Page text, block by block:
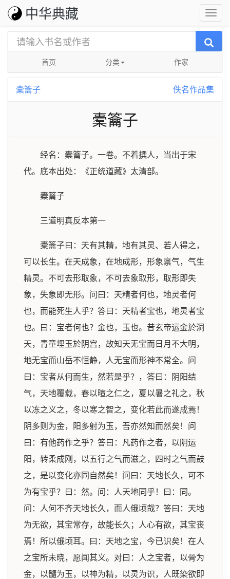
中华典藏
首页 分类 作家
橐籥子 佚名作品集
橐籥子
经名：橐籥子。一卷。不着撰人，当出于宋
代。底本出处：《正统道藏》太清部。
橐籥子
三道明真反本第一
橐籥子曰：天有其精，地有其灵、若人得之，
可以长生。在天成象，在地成形，形象禀气，气生
精灵。不可去形取象，不可去象取形，取形即失
象，失象即无形。问曰：天精者何也，地灵者何
也，而能死生人乎？答曰：天精者宝也，地灵者宝
也。曰：宝者何也？金也，玉也。昔玄帝运金於洞
天，青童埋玉於阴宫，故知天无宝而日月不大明，
地无宝而山岳不恒静，人无宝而形神不常全。问
曰：宝者从何而生，然若是乎？，答曰：阴阳结
气，天地覆载，春以暄之仁之，夏以暑之礼之，秋
以冻之义之，冬以寒之智之，变化若此而遂成焉！
阴多则为金，阳多射为玉，吾亦然知而然矣！问
曰：有他药作之乎？答曰：凡药作之者，以阴运
阳，转柔成刚，以五行之气而滋之，四时之气而鼓
之，是以变化亦同自然矣！问曰：天地长久，可不
为有宝乎？曰：然。问：人天地同乎！曰：同。
问：人何不齐天地长久，而人俄顷哉？答曰：天地
为无欲，其宝常存，故能长久；人心有欲，其宝丧
焉！所以俄顷耳。曰：天地之宝，今已识矣！在人
之宝所未晓，愿闻其义。对曰：人之宝者，以骨为
金，以髓为玉，以神为精，以灵为识，人既染欲即